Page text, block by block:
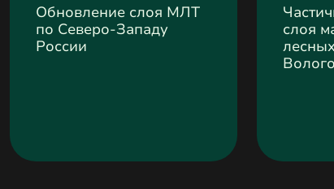
Обновление слоя МЛТ
по Северо-Западу
России
слоя